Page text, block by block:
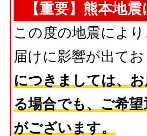
【重要】熊本地
この度の地震によ
届けに影響が出てお
につきましては、
る場合でも、ご希
がございます。